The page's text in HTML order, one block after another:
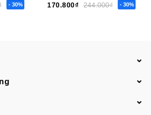
- 30%
170.800₫
244.000₫ - 30%